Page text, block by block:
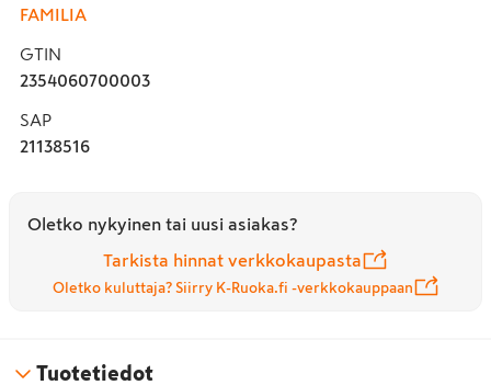
FAMILIA
GTIN
2354060700003
SAP
21138516
Oletko nykyinen tai uusi asiakas?
Tarkista hinnat verkkokaupasta
Oletko kuluttaja? Siirry K-Ruoka.fi -verkkokauppaan
Tuotetiedot